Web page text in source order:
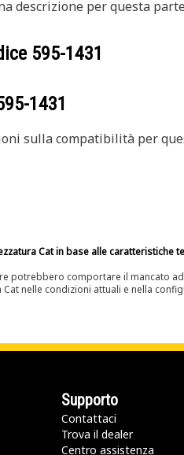
descrizione per questa
595-1431
1431
sulla compatibilità per
Cat in base alle caratteristiche
potrebbero comportare il mancato
nelle condizioni attuali e nella
Supporto
Contattaci
Trova il dealer
Centro assistenza